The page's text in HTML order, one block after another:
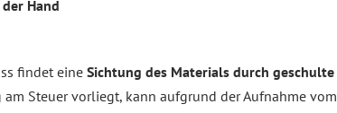
Hand
findet eine Sichtung des Materials durch geschulte
Steuer vorliegt, kann aufgrund der Aufnahme vom